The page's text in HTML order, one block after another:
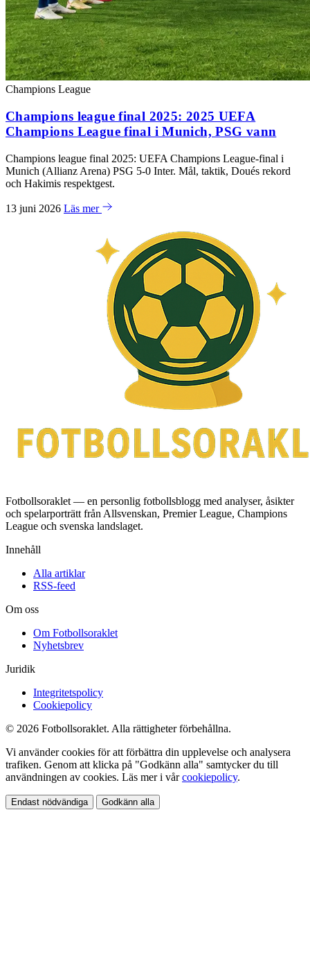
Champions League
Champions league final 2025: 2025 UEFA
Champions League final i Munich, PSG vann
Champions league final 2025: UEFA Champions League-final i
Munich (Allianz Arena) PSG 5-0 Inter. Mål, taktik, Doués rekord
och Hakimis respektgest.
13 juni 2026 Läs mer
Fotbollsoraklet — en personlig fotbollsblogg med analyser, åsikter
och spelarporträtt från Allsvenskan, Premier League, Champions
League och svenska landslaget.
Innehåll
Alla artiklar
RSS-feed
Om oss
Om Fotbollsoraklet
Nyhetsbrev
Juridik
Integritetspolicy
Cookiepolicy
© 2026 Fotbollsoraklet. Alla rättigheter förbehållna.
Vi använder cookies för att förbättra din upplevelse och analysera
trafiken. Genom att klicka på "Godkänn alla" samtycker du till
användningen av cookies. Läs mer i vårcookiepolicy.
Endast nödvändiga Godkänn alla